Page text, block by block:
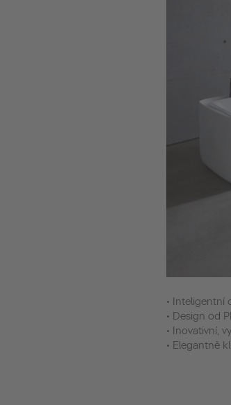
• Inteligentní
• Design od
• Inovativní,
• Elegantně